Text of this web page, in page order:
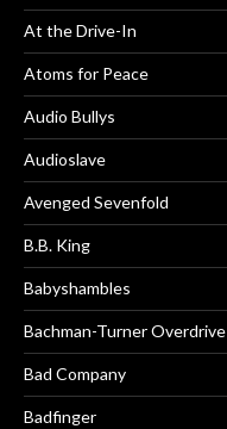
At the Drive-In
Atoms for Peace
Audio Bullys
Audioslave
Avenged Sevenfold
B.B. King
Babyshambles
Bachman-Turner Overdrive
Bad Company
Badfinger